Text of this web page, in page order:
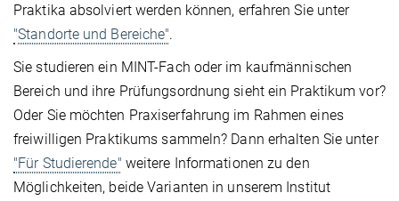
Praktika absolviert werden können, erfahren Sie unter
"Standorte und Bereiche".
Sie studieren ein MINT-Fach oder im kaufmännischen
Bereich und ihre Prüfungsordnung sieht ein Praktikum vor?
Oder Sie möchten Praxiserfahrung im Rahmen eines
freiwilligen Praktikums sammeln? Dann erhalten Sie unter
"Für Studierende" weitere Informationen zu den
Möglichkeiten, beide Varianten in unserem Institut